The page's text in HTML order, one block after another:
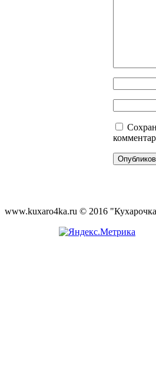
www.kuxaro4ka.ru © 2016